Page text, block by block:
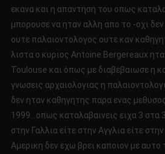
εκανα και η απαντηση του οπως
μπορουσε να ηταν αλλη απο το -οχι δεν
ουτε παλαιοντολογος ουτε καν
λιστα ο κυριος Antoine Bergereaux
Toulouse και όπως με διαβεβαιωσε η
γνωσεις αρχαιολογιας η
δεν ηταν καθηγητης παρα ενας
1999…οπως καταλαβαινεις ειχα 3 στα
στην Γαλλια είτε στην Αγγλια είτε
Αμερικη δεν εχω βρει καποιον με αυτο